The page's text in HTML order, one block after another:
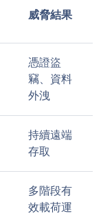
威脅結果
憑證盜
竊、資料
外洩
持續遠端
存取
多階段有
效載荷運